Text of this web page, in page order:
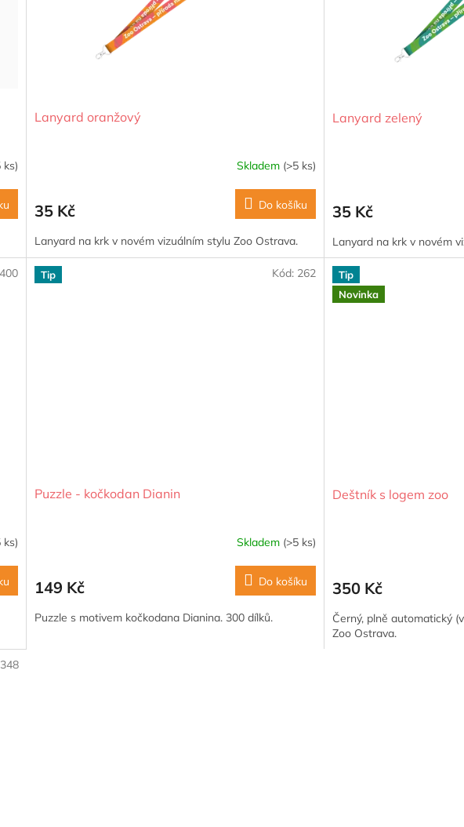
ks)
Lanyard oranžový
Skladem (>5 ks)
35 Kč Do košíku
Lanyard na krk v novém vizuálním stylu Zoo Ostrava.
Lanyard zelený
35 Kč
Lanyard na krk v novém
ks)
400 Tip
Puzzle - kočkodan Dianin
Skladem (>5 ks)
149 Kč Do košíku
Puzzle s motivem kočkodana Dianina. 300 dílků.
Kód: 262
Tip
Novinka
Deštník s logem zoo
350 Kč
Černý, plně automatický
Zoo Ostrava.
348